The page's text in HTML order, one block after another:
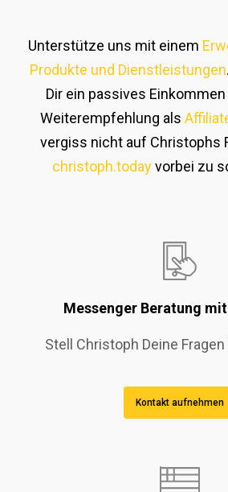
Unterstütze uns mit einem
Produkte und Dienstleistungen
Dir ein passives
Weiterempfehlung als
vergiss nicht auf Christophs
christoph.todayvorbei zu
Messenger Beratung
Stell Christoph Deine
Kontakt aufnehmen